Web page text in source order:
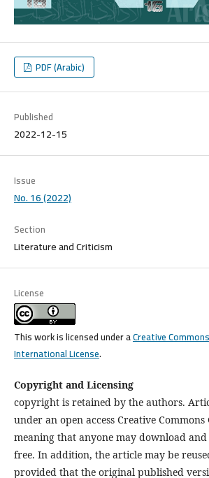
PDF (Arabic)
Published
2022-12-15
Issue
No. 16 (2022)
Section
Literature and Criticism
License
This work is licensed under aCreative
International License.
Copyright and Licensing
copyright is retained by the authors.
under an open access Creative Commons
meaning that anyone may download
free. In addition, the article may be
provided that the original published